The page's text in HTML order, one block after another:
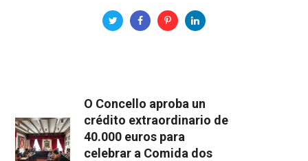
O Concello aproba un
crédito extraordinario de
40.000 euros para
celebrar a Comida dos